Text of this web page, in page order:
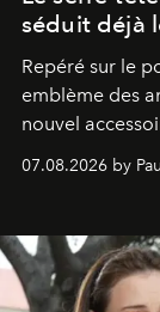
séduit déjà
Repéré sur le
emblème des
nouvel
07.08.2026 by